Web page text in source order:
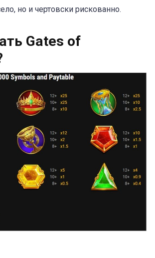
но и чертовски рискованно.
Gates of